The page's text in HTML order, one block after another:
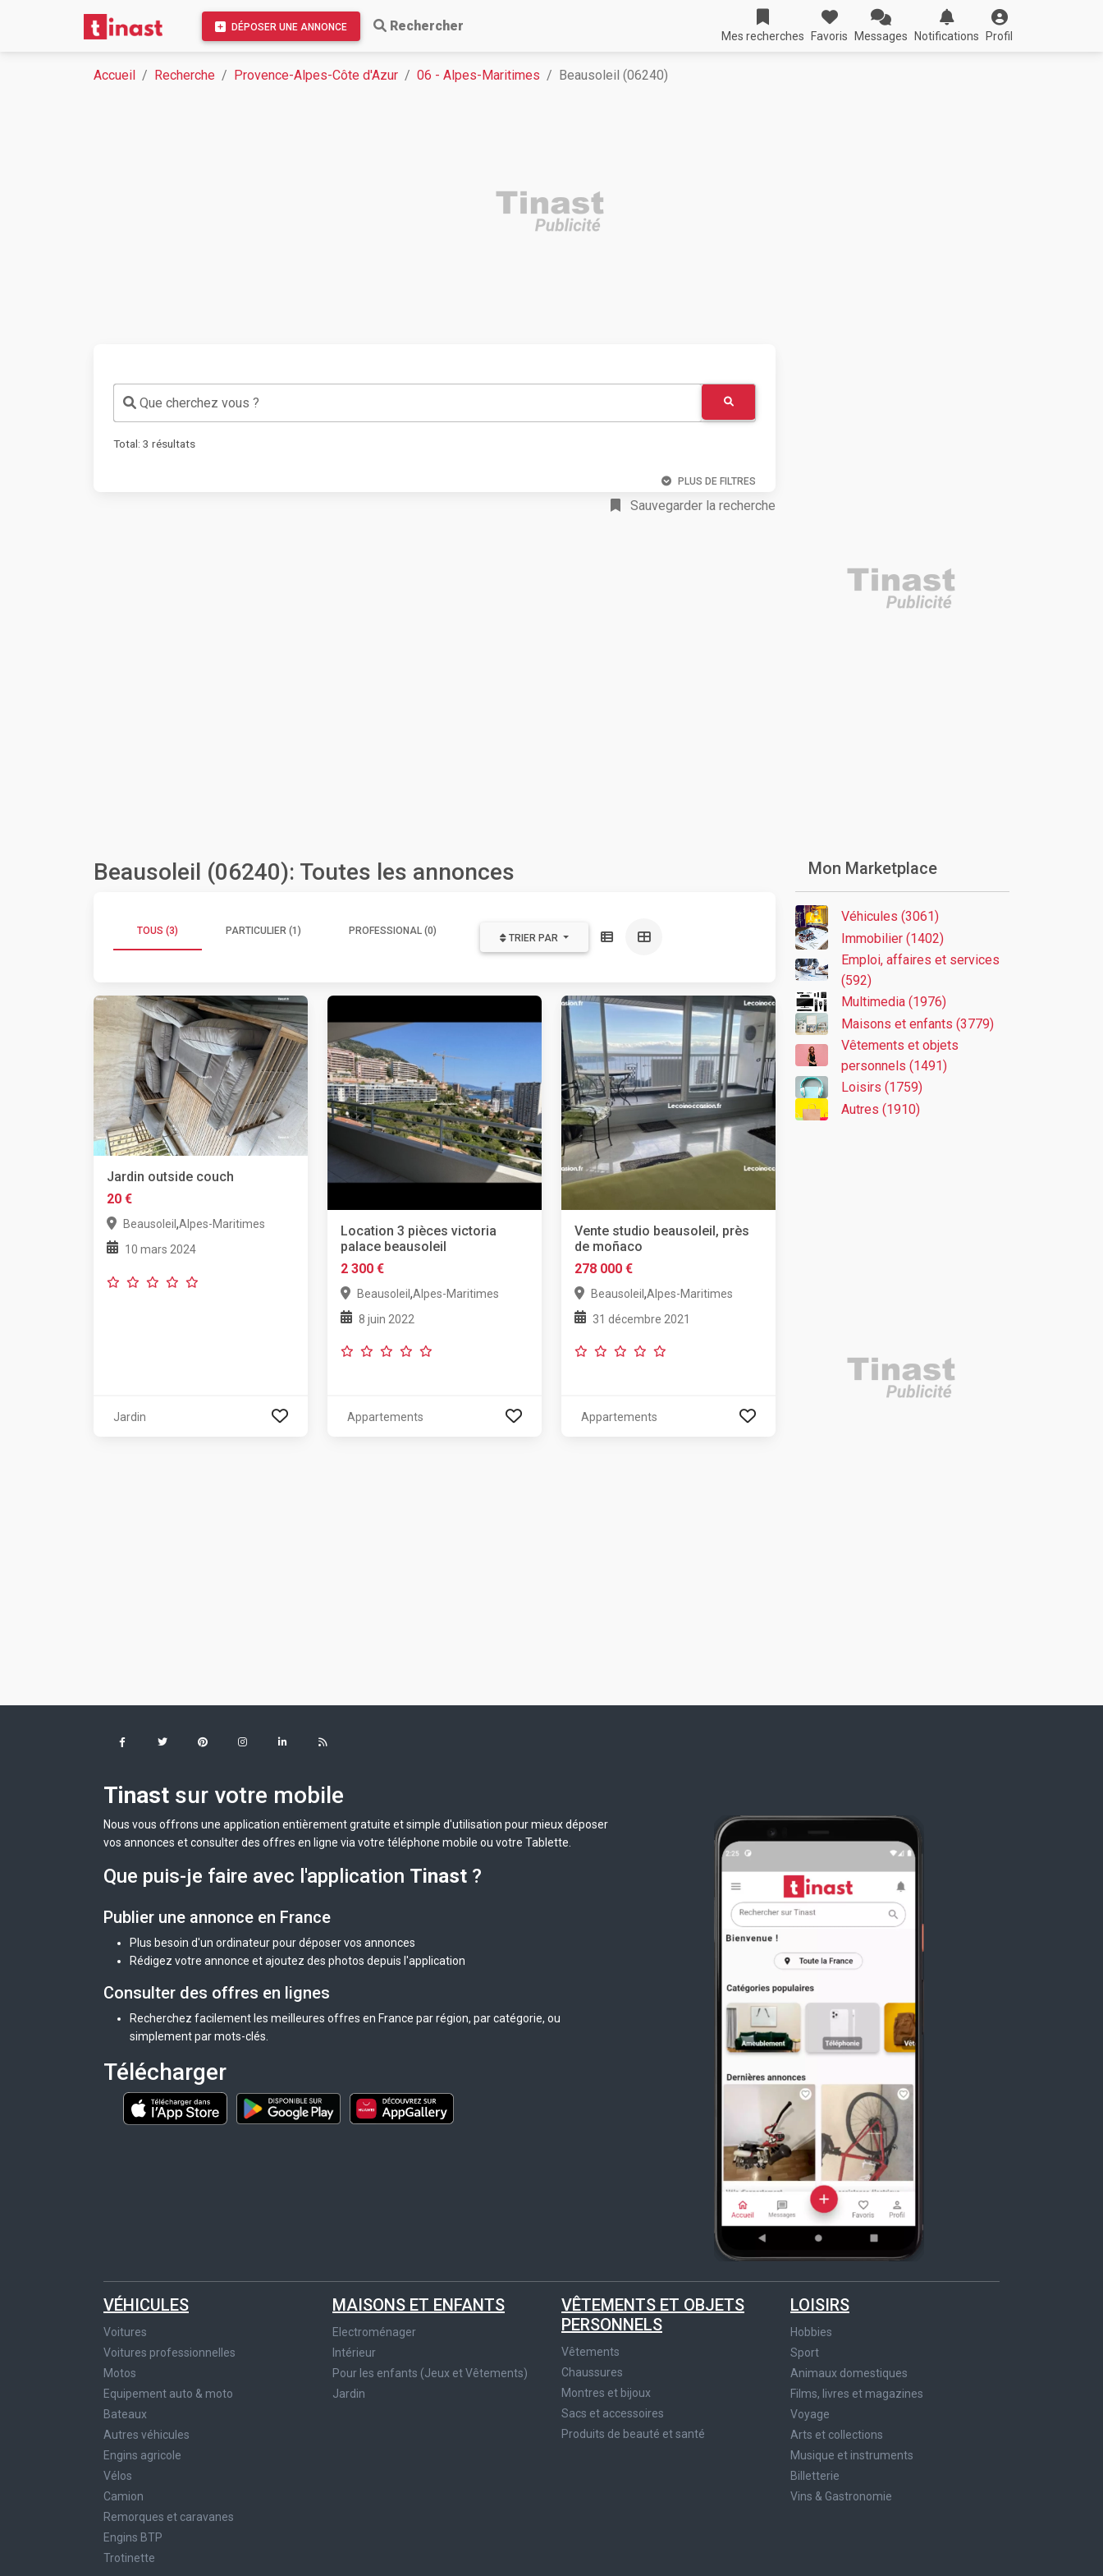
DÉPOSER UNE ANNONCE Rechercher
Mes recherches Favoris Messages Notifications Profil
Accueil Recherche Provence-Alpes-Côte d'Azur 06 - Alpes-Maritimes Beausoleil (06240)
Que cherchez vous ?
Total: 3 résultats
PLUS DE FILTRES
Sauvegarder la recherche
Beausoleil (06240): Toutes les annonces
TOUS (3) PARTICULIER (1) PROFESSIONAL (0)
TRIER PAR
Jardin outside couch
20 €
Beausoleil ,Alpes-Maritimes
10 mars 2024
Jardin
Location 3 pièces victoria
palace beausoleil
2 300 €
Beausoleil ,Alpes-Maritimes
8 juin 2022
Appartements
Vente studio beausoleil, près
de moñaco
278 000 €
Beausoleil ,Alpes-Maritimes
31 décembre 2021
Appartements
Mon Marketplace
Véhicules (3061)
Immobilier (1402)
Emploi, affaires et services
(592)
Multimedia (1976)
Maisons et enfants (3779)
Vêtements et objets
personnels (1491)
Loisirs (1759)
Autres (1910)
Tinast sur votre mobile
Nous vous offrons une application entièrement gratuite et simple d'utilisation pour mieux déposer
vos annonces et consulter des offres en ligne via votre téléphone mobile ou votre Tablette.
Que puis-je faire avec l'application Tinast ?
Publier une annonce en France
Plus besoin d'un ordinateur pour déposer vos annonces
Rédigez votre annonce et ajoutez des photos depuis l'application
Consulter des offres en lignes
Recherchez facilement les meilleures offres en France par région, par catégorie, ou
simplement par mots-clés.
Télécharger
VÉHICULES
Voitures
Voitures professionnelles
Motos
Equipement auto & moto
Bateaux
Autres véhicules
Engins agricole
Vélos
Camion
Remorques et caravanes
Engins BTP
Trotinette
MAISONS ET ENFANTS
Electroménager
Intérieur
Pour les enfants (Jeux et Vêtements)
Jardin
VÊTEMENTS ET OBJETS
PERSONNELS
Vêtements
Chaussures
Montres et bijoux
Sacs et accessoires
Produits de beauté et santé
LOISIRS
Hobbies
Sport
Animaux domestiques
Films, livres et magazines
Voyage
Arts et collections
Musique et instruments
Billetterie
Vins & Gastronomie